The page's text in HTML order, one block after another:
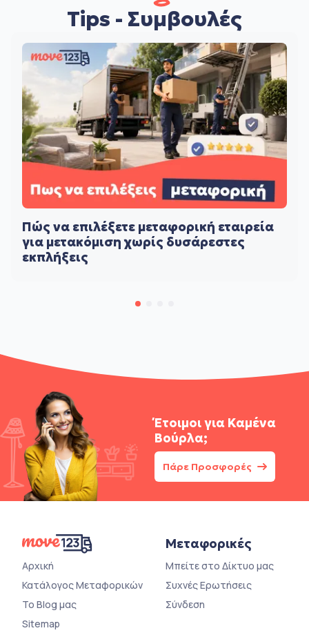
Tips - Συμβουλές
Πώς να επιλέξετε μεταφορική εταιρεία
για μετακόμιση χωρίς δυσάρεστες
εκπλήξεις
Έτοιμοι για Καμένα
Βούρλα;
Πάρε Προσφορές
Αρχική
Κατάλογος Μεταφορικών
Το Blog μας
Sitemap
Μεταφορικές
Μπείτε στο Δίκτυο μας
Συχνές Ερωτήσεις
Σύνδεση